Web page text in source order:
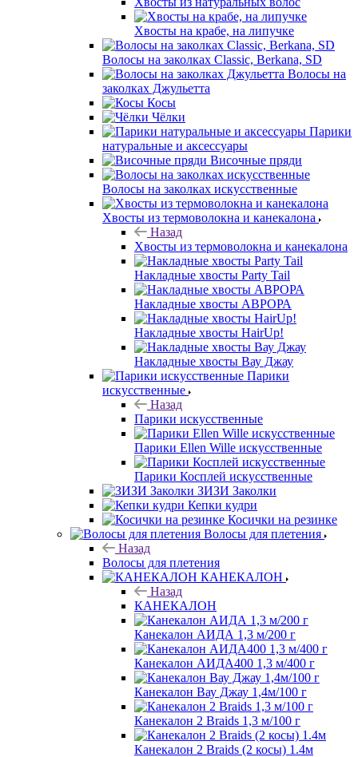
Хвосты на крабе, на липучке
Волосы на заколках Classic, Berkana, SD
Волосы на
заколках Джульетта
Косы
Чёлки
Парики
натуральные и аксессуары
Височные пряди
Волосы на заколках искусственные
Хвосты из термоволокна и канекалона
Назад
Хвосты из термоволокна и канекалона
Накладные хвосты Party Tail
Накладные хвосты АВРОРА
Накладные хвосты HairUp!
Накладные хвосты Вау Джау
Парики
искусственные
Назад
Парики искусственные
Парики Ellen Wille искусственные
Парики Косплей искусственные
ЗИЗИ Заколки
Кепки кудри
Косички на резинке
Волосы для плетения
Назад
Волосы для плетения
КАНЕКАЛОН
Назад
КАНЕКАЛОН
Канекалон АИДА 1,3 м/200 г
Канекалон АИДА400 1,3 м/400 г
Канекалон Вау Джау 1,4м/100 г
Канекалон 2 Braids 1,3 м/100 г
Канекалон 2 Braids (2 косы) 1.4м